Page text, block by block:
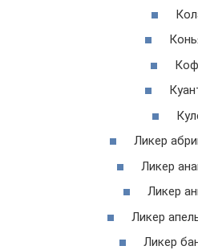
Ликер
Ликер
Ликер
Ликер
Ликер